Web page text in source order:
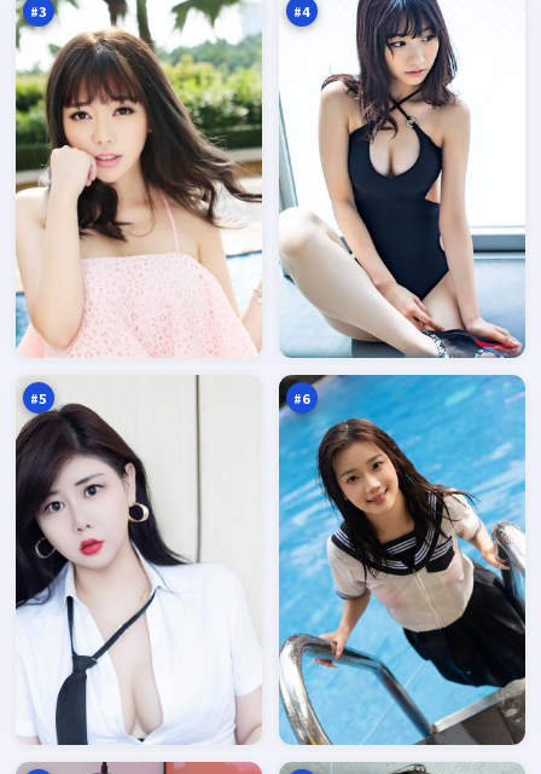
#3 #4
#5
南
渡
归
零
点
96
万
#6
热
词万
渡
岛万
西
山
季
风
93
万